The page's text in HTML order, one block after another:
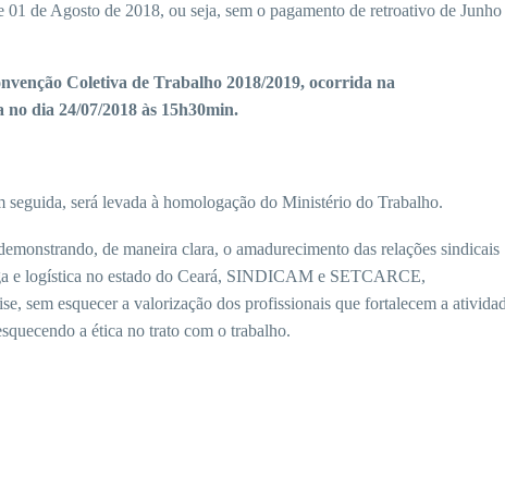
de Agosto de 2018, ou seja, sem o pagamento de retroativo de Junho
Coletiva de Trabalho 2018/2019, ocorrida na
dia 24/07/2018 às 15h30min.
será levada à homologação do Ministério do Trabalho.
de maneira clara, o amadurecimento das relações sindicais
e logística no estado do Ceará, SINDICAM e SETCARCE,
sem esquecer a valorização dos profissionais que fortalecem a
a ética no trato com o trabalho.